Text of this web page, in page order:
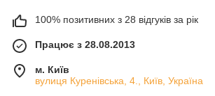
100% позитивних з 28 відгуків за рік
Працює з 28.08.2013
м. Київ
вулиця Куренівська, 4., Київ, Україна